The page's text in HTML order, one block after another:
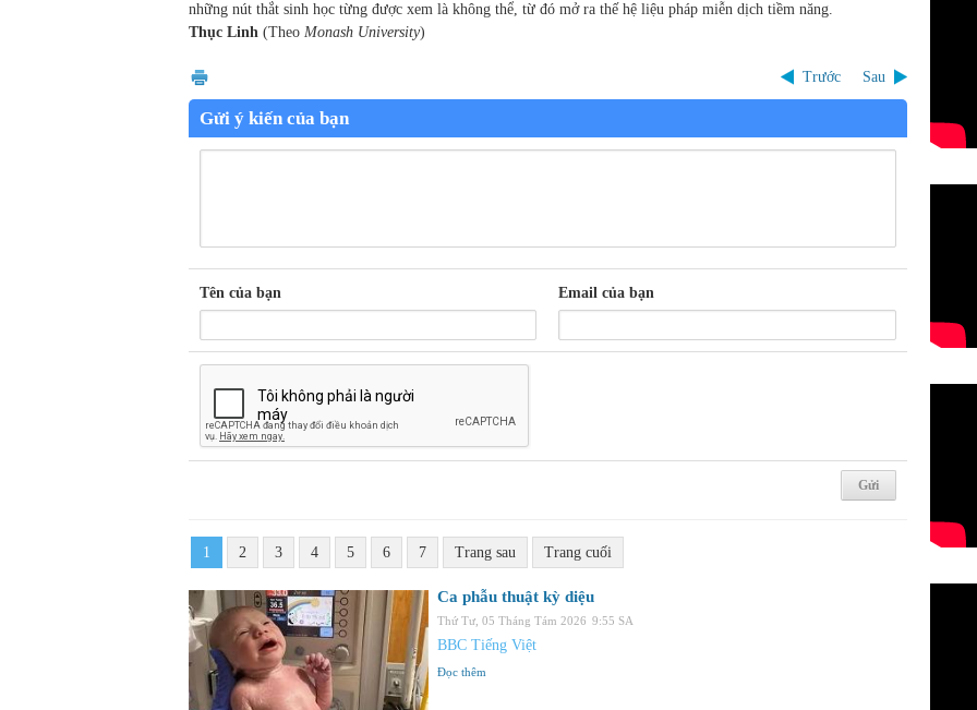
những nút thắt sinh học từng được xem là không thể, từ đó mở ra thế hệ liệu pháp miễn dịch tiềm năng.
Thục Linh (Theo Monash University)
Trước Sau
Gửi ý kiến của bạn
Tên của bạn Email của bạn
1 2 3 4 5 6 7 Trang sau Trang cuối
Ca phẫu thuật kỳ diệu
Thứ Tư, 05 Tháng Tám 2026 9:55 SA
BBC Tiếng Việt
Đọc thêm